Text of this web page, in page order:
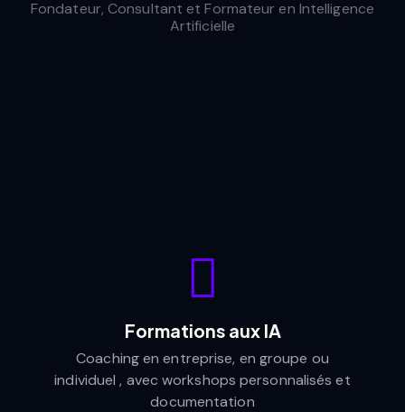
Fondateur, Consultant et Formateur en Intelligence
Artificielle
Formations aux IA
Coaching en entreprise, en groupe ou
individuel , avec workshops personnalisés et
documentation